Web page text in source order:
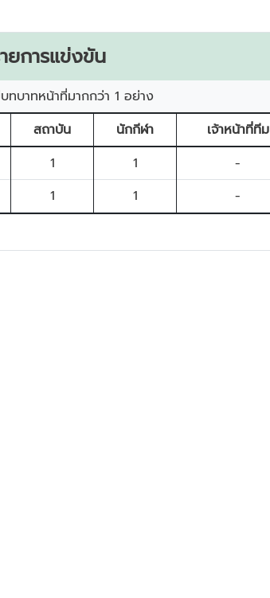
ยการแข่งขัน
ทบาทหน้าที่มากกว่า 1 อย่าง
สถาบัน นักกีฬา เจ้าหน้าที่ทีม
1 1 -
1 1 -